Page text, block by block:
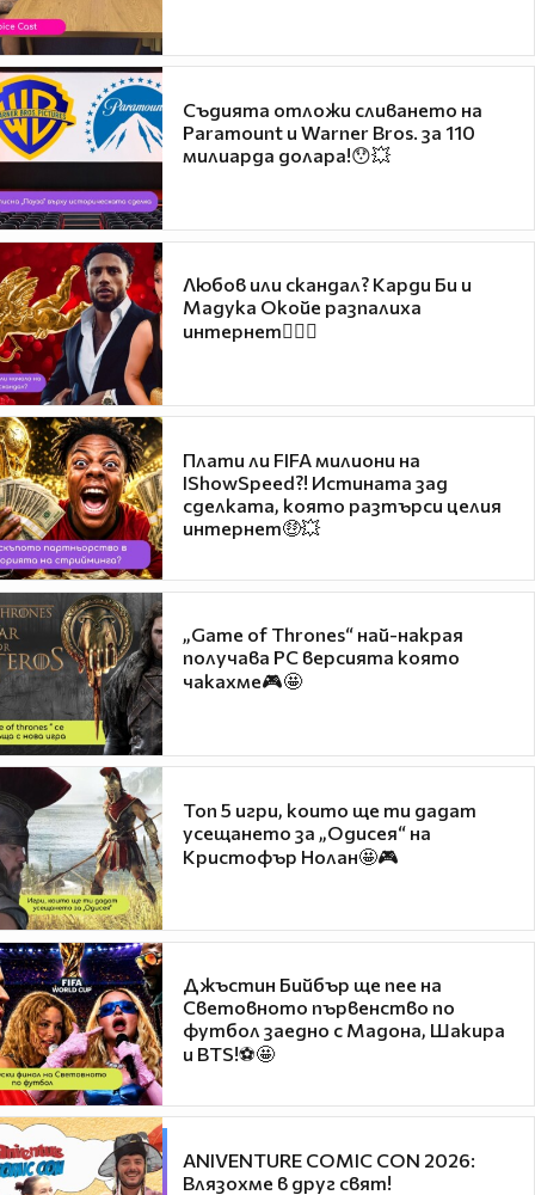
Съдията отложи сливането на
Paramount и Warner Bros. за 110
милиарда долара!😯💥
Любов или скандал? Карди Би и
Мадука Окойе разпалиха
интернет❤️‍🔥🔥
Плати ли FIFA милиони на
IShowSpeed?! Истината зад
сделката, която разтърси целия
интернет🤑💥
„Game of Thrones“ най-накрая
получава PC версията която
чакахме🎮🤩
Топ 5 игри, които ще ти дадат
усещането за „Одисея“ на
Кристофър Нолан🤩🎮
Джъстин Бийбър ще пее на
Световното първенство по
футбол заедно с Мадона, Шакира
и BTS!⚽🤩
ANIVENTURE COMIC CON 2026:
Влязохме в друг свят!